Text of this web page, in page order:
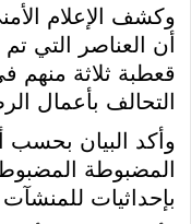
وكشف الإعلام
أن العناصر التي
قعطبة ثلاثة
التحالف بأعمال
وأكد البيان بحسب
المضبوطة
بإحداثيات